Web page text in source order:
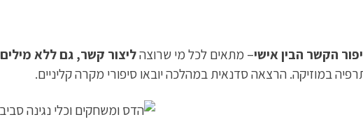
הקשר הבין אישי– מתאים לכל מי שרוצהליצור קשר, גם ללא מילים
במוזיקה. הרצאה סדנאית במהלכה יובאו סיפורי מקרה קליניים.